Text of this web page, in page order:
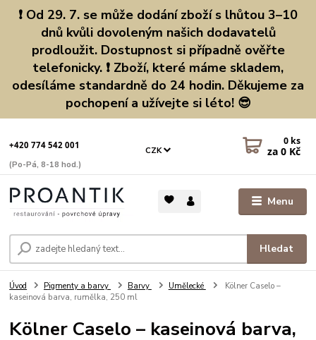
❗ Od 29. 7. se může dodání zboží s lhůtou 3–10
dnů kvůli dovoleným našich dodavatelů
prodloužit. Dostupnost si případně ověřte
telefonicky. ❗ Zboží, které máme skladem,
odesíláme standardně do 24 hodin. Děkujeme za
pochopení a užívejte si léto! 😎
Menu
CZK
Hledat
+420 774 542 001
(Po-Pá, 8-18 hod.)
0 ks
za 0 Kč
Úvod Pigmenty a barvy Barvy Umělecké
Kölner Caselo –
kaseinová barva, rumělka, 250 ml
Kölner Caselo – kaseinová barva,